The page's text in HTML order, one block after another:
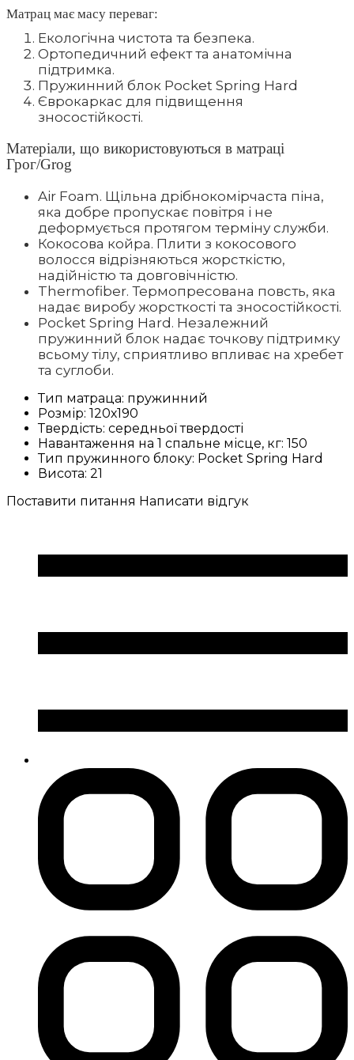
Матрац має масу переваг:
Екологічна чистота та безпека.
Ортопедичний ефект та анатомічна
підтримка.
Пружинний блок Pocket Spring Hard
Єврокаркас для підвищення
зносостійкості.
Матеріали, що використовуються в матраці
Грог/Grog
Air Foam. Щільна дрібнокомірчаста піна,
яка добре пропускає повітря і не
деформується протягом терміну служби.
Кокосова койра. Плити з кокосового
волосся відрізняються жорсткістю,
надійністю та довговічністю.
Thermofiber. Термопресована повсть, яка
надає виробу жорсткості та зносостійкості.
Pocket Spring Hard. Незалежний
пружинний блок надає точкову підтримку
всьому тілу, сприятливо впливає на хребет
та суглоби.
Тип матраца: пружинний
Розмір: 120х190
Твердість: середньої твердості
Навантаження на 1 спальне місце, кг: 150
Тип пружинного блоку: Pocket Spring Hard
Висота: 21
Поставити питання Написати відгук